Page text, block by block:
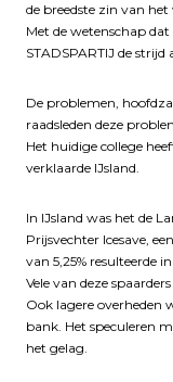
de breedste zin van het
Met de wetenschap
STADSPARTIJ de strijd
De problemen,
raadsleden deze
Het huidige college
verklaarde IJsland.
In IJsland was het de
Prijsvechter Icesave,
van 5,25% resulteerde
Vele van deze
Ook lagere overheden
bank. Het speculeren
het gelag.